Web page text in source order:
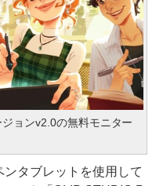
ョンv2.0の無料モニター
タブレットを使用して